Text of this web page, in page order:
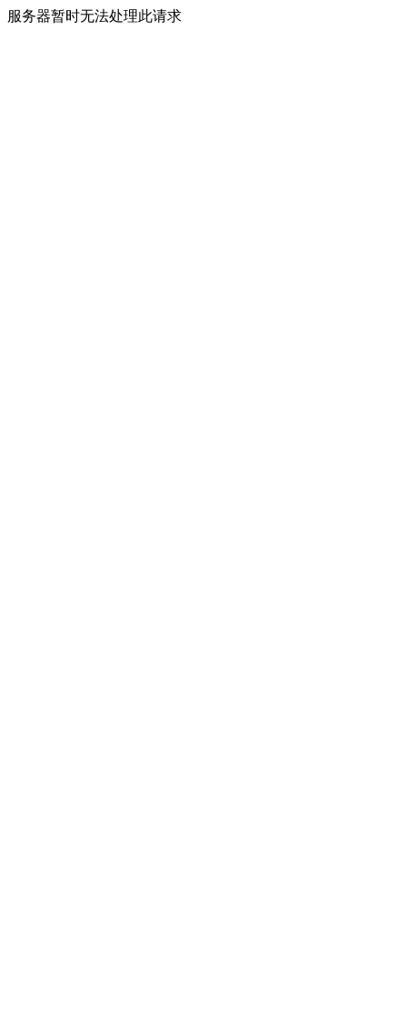
服务器暂时无法处理此请求